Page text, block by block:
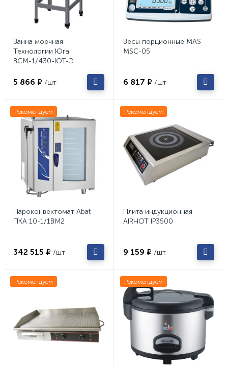
Ванна моечная
Технологии Юга
ВСМ-1/430-ЮТ-Э
5 866 ₽ /шт
Весы порционные MAS
MSC-05
6 817 ₽ /шт
Рекомендуем
Пароконвектомат Abat
ПКА 10-1/1ВМ2
342 515 ₽ /шт
Рекомендуем
Плита индукционная
AIRHOT IP3500
9 159 ₽ /шт
Рекомендуем Рекомендуем